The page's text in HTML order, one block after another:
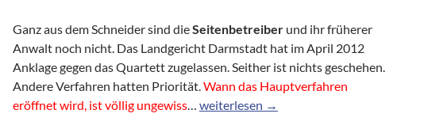
Ganz aus dem Schneider sind dieSeitenbetreiber und ihr früherer
Anwalt noch nicht. Das Landgericht Darmstadt hat im April 2012
Anklage gegen das Quartett zugelassen. Seither ist nichts geschehen.
Andere Verfahren hatten Priorität.Wann das Hauptverfahren
eröffnet wird, ist völlig ungewiss… Olaf Tank bleibt straffrei: Verfahren
weiterlesen →